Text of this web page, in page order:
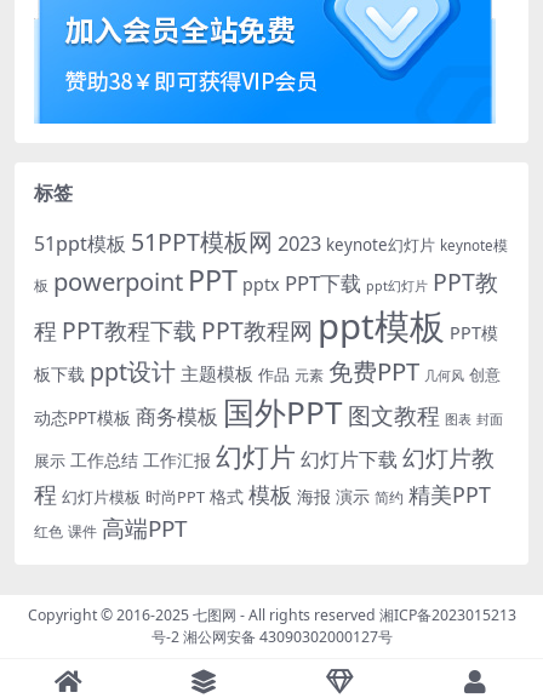
标签
51ppt模板 51PPT模板网 2023 keynote幻灯片 keynote模
板 powerpoint PPT pptx PPT下载 ppt幻灯片 PPT教
程 PPT教程下载 PPT教程网 ppt模板 PPT模
板下载 ppt设计 主题模板 作品 元素 免费PPT 几何风 创意
动态PPT模板 商务模板 国外PPT图文教程 图表 封面
展示 工作总结 工作汇报 幻灯片 幻灯片下载 幻灯片教
程 幻灯片模板 时尚PPT 格式 模板 海报 演示 简约 精美PPT
红色 课件 高端PPT
Copyright © 2016-2025七图网 - All rights reserved 湘ICP备2023015213
号-2湘公网安备 43090302000127号